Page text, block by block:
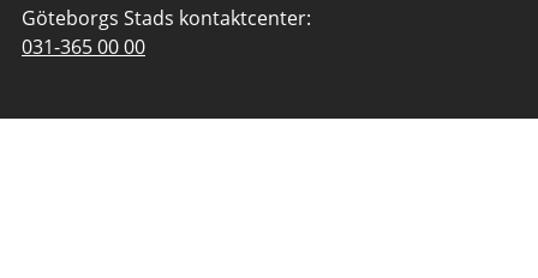
Göteborgs Stads kontaktcenter:
Telefonnummer
031-365 00 00